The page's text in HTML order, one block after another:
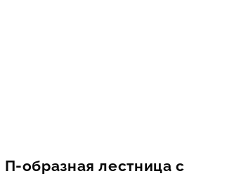
П-образная лестница с